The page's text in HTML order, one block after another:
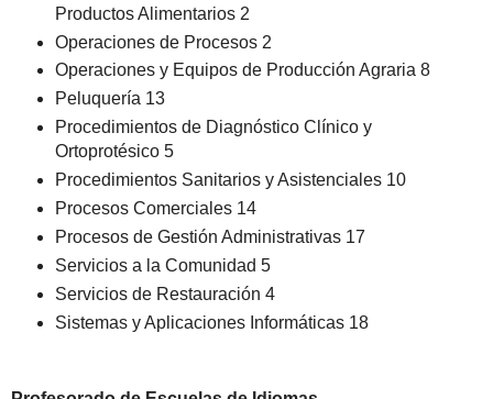
Productos Alimentarios 2
Operaciones de Procesos 2
Operaciones y Equipos de Producción Agraria 8
Peluquería 13
Procedimientos de Diagnóstico Clínico y
Ortoprotésico 5
Procedimientos Sanitarios y Asistenciales 10
Procesos Comerciales 14
Procesos de Gestión Administrativas 17
Servicios a la Comunidad 5
Servicios de Restauración 4
Sistemas y Aplicaciones Informáticas 18